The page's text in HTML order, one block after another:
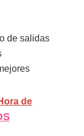
de salidas
de